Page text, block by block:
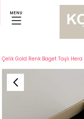
MENU
Kolyeler
Çelik Gold Renk Baget Taşlı